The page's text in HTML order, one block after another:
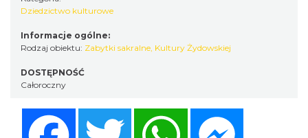
Dziedzictwo kulturowe
Informacje ogólne:
Rodzaj obiektu: Zabytki sakralne, Kultury Żydowskiej
DOSTĘPNOŚĆ
Całoroczny
Twitter WhatsApp